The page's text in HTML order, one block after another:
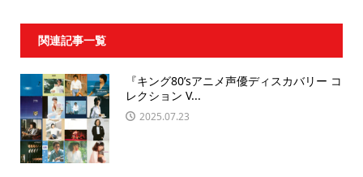
関連記事一覧
『キング80’sアニメ声優ディスカバリー コ
レクション V...
2025.07.23